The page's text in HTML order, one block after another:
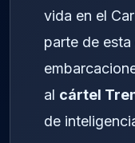
vida en el
parte de
al cártel
de